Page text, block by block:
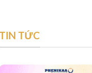
TIN TỨC